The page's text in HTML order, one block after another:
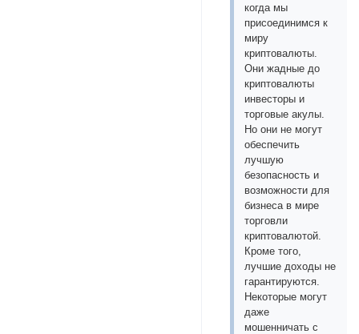
когда мы
присоединимся к
миру
криптовалюты.
Они жадные до
криптовалюты
инвесторы и
торговые акулы.
Но они не могут
обеспечить
лучшую
безопасность и
возможности для
бизнеса в мире
торговли
криптовалютой.
Кроме того,
лучшие доходы не
гарантируются.
Некоторые могут
даже
мошенничать с